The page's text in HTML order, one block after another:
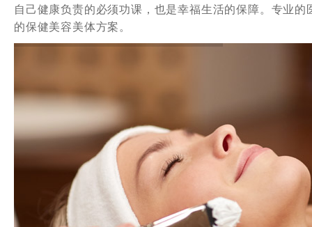
自己健康负责的必须功课，也是幸福生活的保障。专业
的保健美容美体方案。